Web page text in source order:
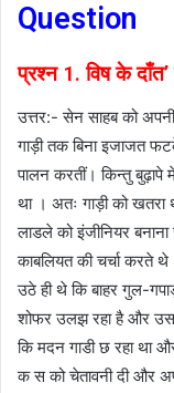
Question
प्रश्न 1. विष के
उत्तर:- सेन साहब को
गाड़ी तक बिना इजाजत
पालन करतीं। किन्तु बुढ़ापे
था । अतः गाड़ी को
लाडले को इंजीनियर
काबलियत की चर्चा करते
उठे ही थे कि बाहर गुल-
शोफर उलझ रहा है और
कि मदन गाडी छ रहा था
क स को चेतावनी दी और